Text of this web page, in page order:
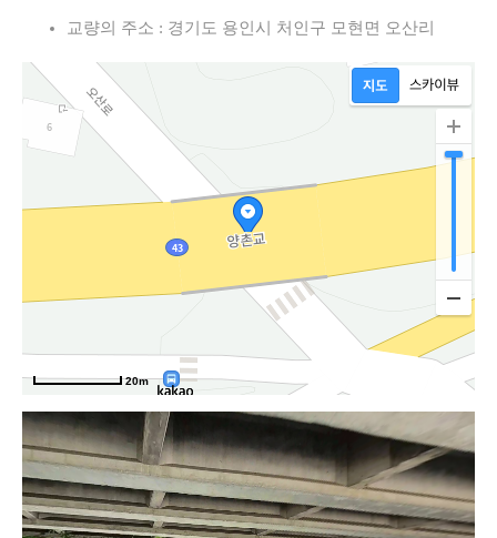
교량의 주소 : 경기도 용인시 처인구 모현면 오산리
20m